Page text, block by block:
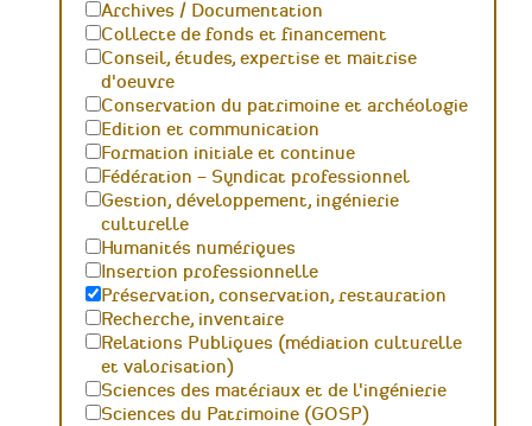
Archives / Documentation
Collecte de fonds et financement
Conseil, études, expertise et maitrise
d'oeuvre
Conservation du patrimoine et archéologie
Edition et communication
Formation initiale et continue
Fédération – Syndicat professionnel
Gestion, développement, ingénierie
culturelle
Humanités numériques
Insertion professionnelle
Préservation, conservation, restauration
Recherche, inventaire
Relations Publiques (médiation culturelle
et valorisation)
Sciences des matériaux et de l'ingénierie
Sciences du Patrimoine (GOSP)